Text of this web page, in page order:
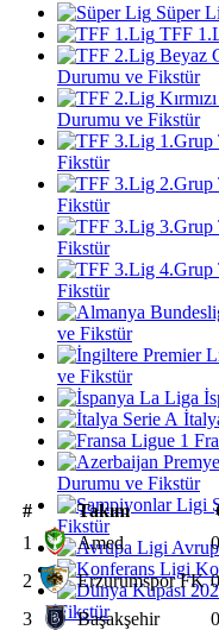
Süper
TFF
Durumu ve Fikstür
Durumu ve Fikstür
Fikstür
Fikstür
Fikstür
Fikstür
ve Fikstür
ve Fikstür
Durumu ve Fikstür
Fikstür
Fikstür
# Takım
1
Amed 0
2
Erzurumspor FK 0
3
Başakşehir 0